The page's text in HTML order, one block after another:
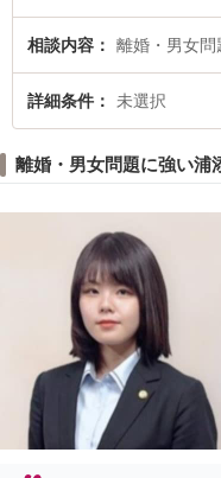
問題を法律相談できる浦添市内
談者さんにおすすめです。
相談内容 離婚・男女問
詳細条件 未選択
離婚・男女問題に強い浦